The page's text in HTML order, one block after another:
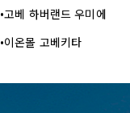
고베 하버랜드 우미에
이온몰 고베키타